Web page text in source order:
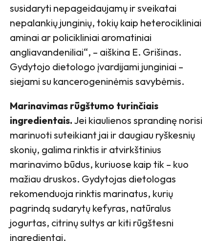
susidaryti nepageidaujamų ir sveikatai
nepalankių junginių, tokių kaip heterocikliniai
aminai ar policikliniai aromatiniai
angliavandeniliai“, – aiškina E. Grišinas.
Gydytojo dietologo įvardijami junginiai –
siejami su kancerogeninėmis savybėmis.
Marinavimas rūgštumo turinčiais
ingredientais. Jei kiaulienos sprandinę norisi
marinuoti suteikiant jai ir daugiau ryškesnių
skonių, galima rinktis ir atvirkštinius
marinavimo būdus, kuriuose kaip tik – kuo
mažiau druskos. Gydytojas dietologas
rekomenduoja rinktis marinatus, kurių
pagrindą sudarytų kefyras, natūralus
jogurtas, citrinų sultys ar kiti rūgštesni
ingredientai.